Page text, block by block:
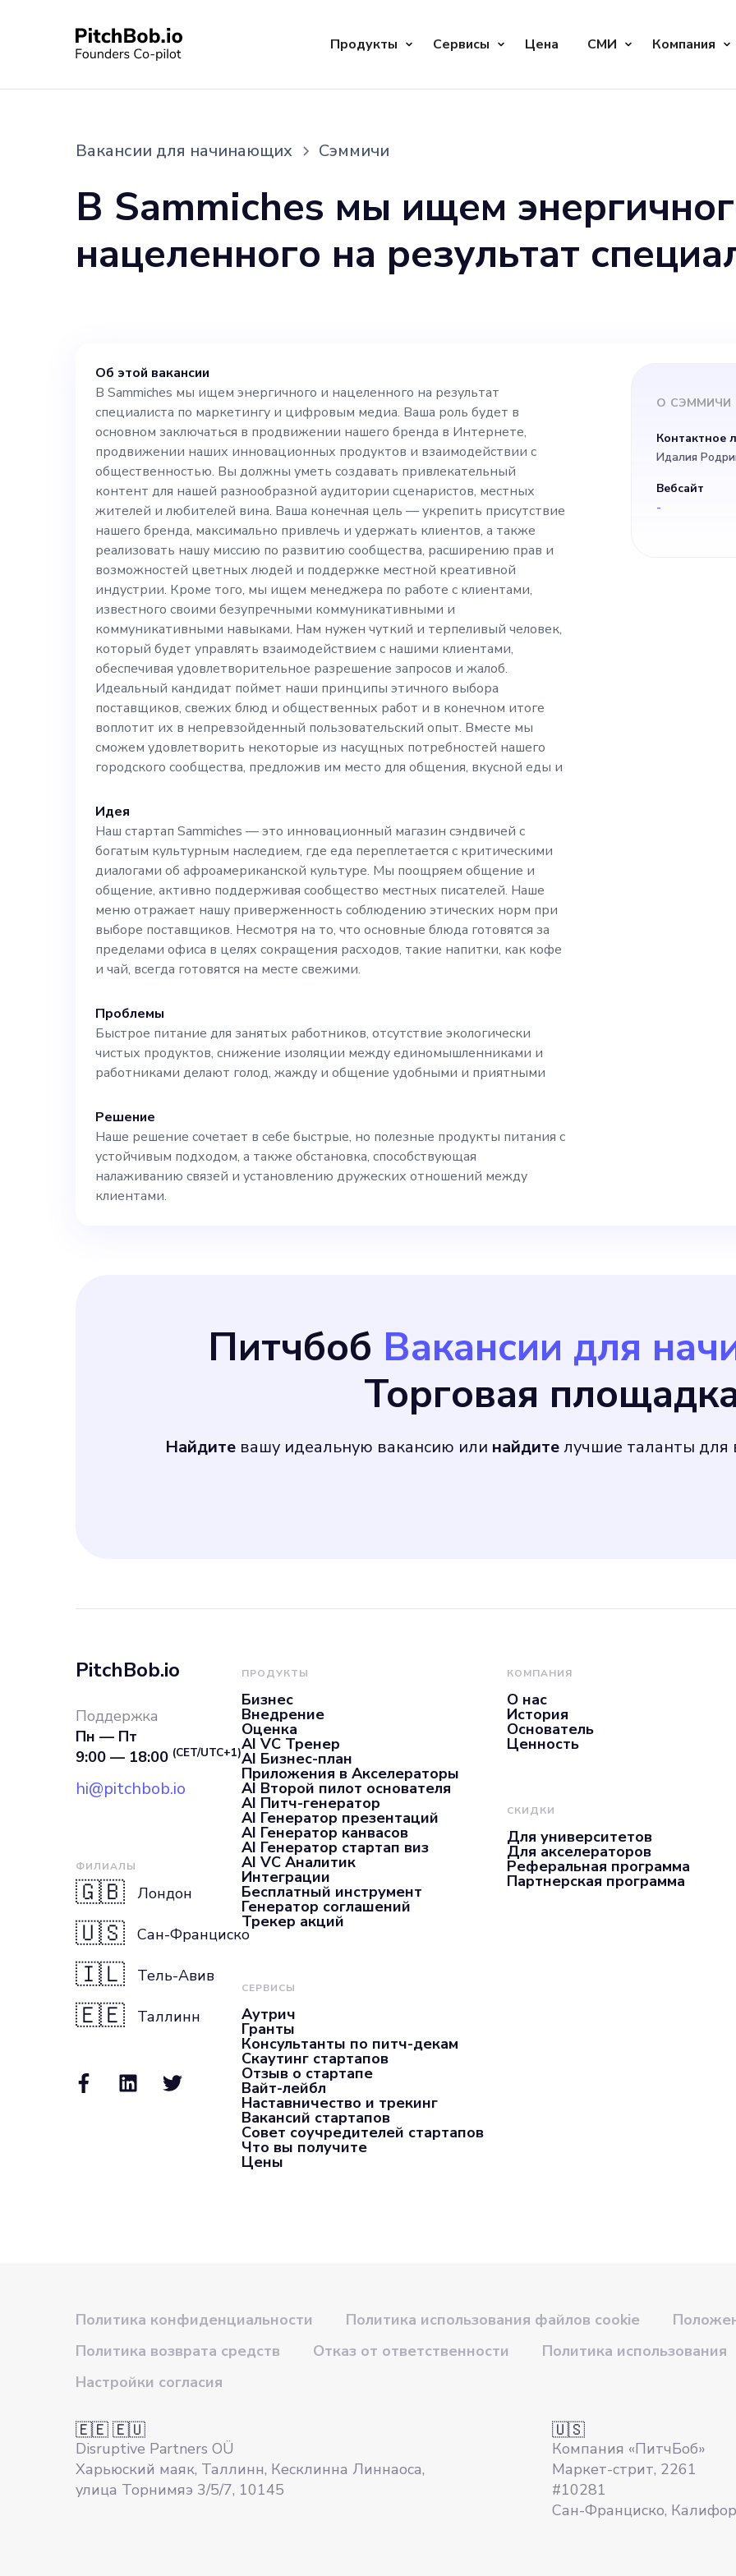
Продукты Сервисы Цена СМИ Компания
Вакансии для начинающих Сэммичи
В Sammiches мы ищем
нацеленного на результат
бренда в Интернете,
инновационных продуктов и
общественностью. Вы должны
привлекательный контент для
разнообразной аудитории
жителей и любителей вина. Ваша
— укрепить присутствие нашего
максимально привлечь и
также реализовать нашу миссию
сообщества, расширению прав и
цветных людей и поддержке
креативной индустрии. Кроме того, мы ищем
менеджера по работе с
своими безупречными
коммуникативными навыками.
и терпеливый человек, который
взаимодействием с нашими
обеспечивая
свежих блюд и общественных
конечном итоге воплотит их в
пользовательский опыт. Вместе
удовлетворить некоторые из
Об этой вакансии
В Sammiches мы ищем энергичного и нацеленного на результат
специалиста по маркетингу и цифровым медиа. Ваша роль будет в
основном заключаться в продвижении нашего бренда в Интернете,
продвижении наших инновационных продуктов и взаимодействии с
общественностью. Вы должны уметь создавать привлекательный
контент для нашей разнообразной аудитории сценаристов, местных
жителей и любителей вина. Ваша конечная цель — укрепить присутствие
нашего бренда, максимально привлечь и удержать клиентов, а также
реализовать нашу миссию по развитию сообщества, расширению прав и
возможностей цветных людей и поддержке местной креативной
индустрии. Кроме того, мы ищем менеджера по работе с клиентами,
известного своими безупречными коммуникативными и
коммуникативными навыками. Нам нужен чуткий и терпеливый человек,
который будет управлять взаимодействием с нашими клиентами,
обеспечивая удовлетворительное разрешение запросов и жалоб.
Идеальный кандидат поймет наши принципы этичного выбора
поставщиков, свежих блюд и общественных работ и в конечном итоге
воплотит их в непревзойденный пользовательский опыт. Вместе мы
сможем удовлетворить некоторые из насущных потребностей нашего
городского сообщества, предложив им место для общения, вкусной еды и
Идея
Наш стартап Sammiches — это инновационный магазин сэндвичей с
богатым культурным наследием, где еда переплетается с критическими
диалогами об афроамериканской культуре. Мы поощряем общение и
общение, активно поддерживая сообщество местных писателей. Наше
меню отражает нашу приверженность соблюдению этических норм при
выборе поставщиков. Несмотря на то, что основные блюда готовятся за
пределами офиса в целях сокращения расходов, такие напитки, как кофе
и чай, всегда готовятся на месте свежими.
Проблемы
Быстрое питание для занятых работников, отсутствие экологически
чистых продуктов, снижение изоляции между единомышленниками и
работниками делают голод, жажду и общение удобными и приятными
Решение
Наше решение сочетает в себе быстрые, но полезные продукты питания с
устойчивым подходом, а также обстановка, способствующая
налаживанию связей и установлению дружеских отношений между
клиентами.
О СЭММИЧИ
Контактное
Идалия
Вебсайт
-
Питчбоб Вакансии для
Торговая
Найдите вашу идеальную вакансию или найдителучшие таланты для
PitchBob.io
Поддержка
Пн — Пт
9:00 — 18:00 (CET/UTC+1)
hi@pitchbob.io
ФИЛИАЛЫ
🇬🇧 Лондон
🇺🇸 Сан-Франциско
🇮🇱 Тель-Авив
🇪🇪 Таллинн
ПРОДУКТЫ
Бизнес
Внедрение
Оценка
AI VC Тренер
AI Бизнес-план
Приложения в Акселераторы
AI Второй пилот основателя
AI Питч-генератор
AI Генератор презентаций
AI Генератор канвасов
AI Генератор стартап виз
AI VC Аналитик
Интеграции
Бесплатный инструмент
Генератор соглашений
Трекер акций
СЕРВИСЫ
Аутрич
Гранты
Консультанты по питч-декам
Скаутинг стартапов
Отзыв о стартапе
Вайт-лейбл
Наставничество и трекинг
Вакансий стартапов
Совет соучредителей стартапов
Что вы получите
Цены
КОМПАНИЯ
О нас
История
Основатель
Ценность
СКИДКИ
Для университетов
Для акселераторов
Реферальная программа
Партнерская программа
Политика конфиденциальности Политика использования файлов cookie
Политика возврата средств
Отказ от ответственности Политика использования
Настройки согласия
🇪🇪 🇪🇺
Disruptive Partners OÜ
Харьюский маяк, Таллинн, Кесклинна Линнаоса,
улица Торнимяэ 3/5/7, 10145
🇺🇸
Компания «ПитчБоб»
Маркет-стрит, 2261
#10281
Сан-Франциско,